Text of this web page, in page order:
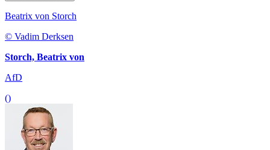
Beatrix von Storch
© Vadim Derksen
Storch, Beatrix von
AfD
()